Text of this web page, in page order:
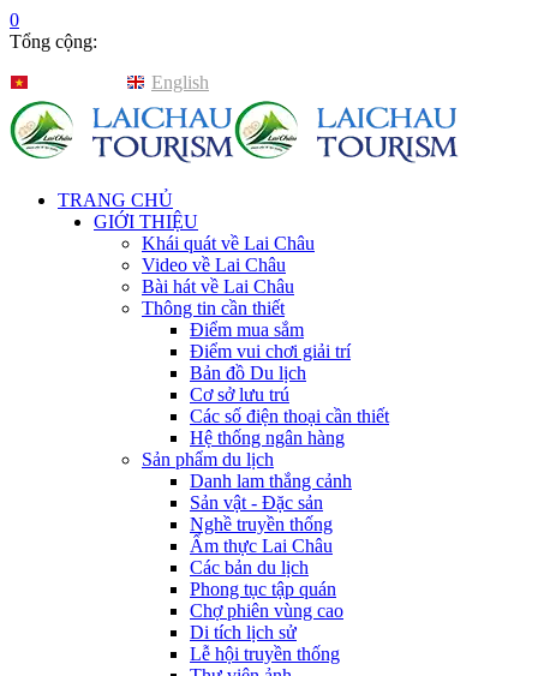
0
Tổng cộng:
English
TRANG CHỦ
GIỚI THIỆU
Khái quát về Lai Châu
Video về Lai Châu
Bài hát về Lai Châu
Thông tin cần thiết
Điểm mua sắm
Điểm vui chơi giải trí
Bản đồ Du lịch
Cơ sở lưu trú
Các số điện thoại cần thiết
Hệ thống ngân hàng
Sản phẩm du lịch
Danh lam thắng cảnh
Sản vật - Đặc sản
Nghề truyền thống
Ẩm thực Lai Châu
Các bản du lịch
Phong tục tập quán
Chợ phiên vùng cao
Di tích lịch sử
Lễ hội truyền thống